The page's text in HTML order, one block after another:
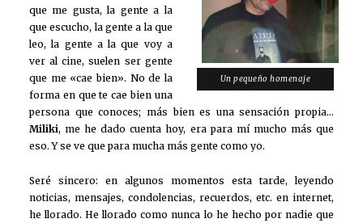
Un pequeño homenaje
que me gusta, la gente a la
que escucho, la gente a la que
leo, la gente a la que voy a
ver al cine, suelen ser gente
que me «cae bien». No de la
forma en que te cae bien una
persona que conoces; más bien es una sensación propia…
Miliki, me he dado cuenta hoy, era para mí mucho más que
eso. Y se ve que para mucha más gente como yo.
Seré sincero: en algunos momentos esta tarde, leyendo
noticias, mensajes, condolencias, recuerdos, etc. en internet,
he llorado. He llorado como nunca lo he hecho por nadie que